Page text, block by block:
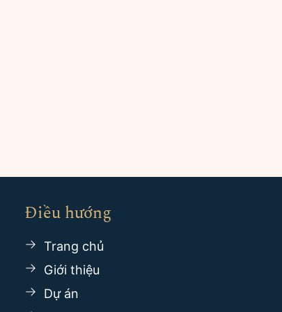
Điều hướng
Trang chủ
Giới thiệu
Dự án